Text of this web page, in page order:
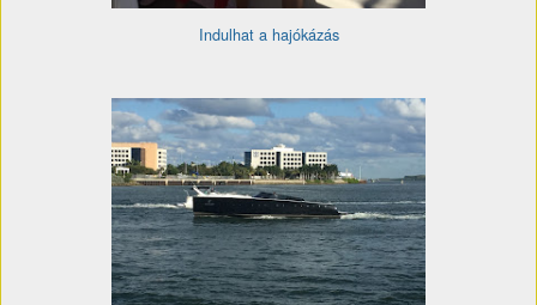
Indulhat a hajókázás